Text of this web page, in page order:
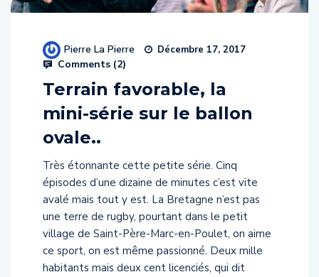
Pierre La Pierre Décembre 17, 2017
Comments (2)
Terrain favorable, la
mini-série sur le ballon
ovale..
Très étonnante cette petite série. Cinq
épisodes d’une dizaine de minutes c’est vite
avalé mais tout y est. La Bretagne n’est pas
une terre de rugby, pourtant dans le petit
village de Saint-Père-Marc-en-Poulet, on aime
ce sport, on est même passionné. Deux mille
habitants mais deux cent licenciés, qui dit